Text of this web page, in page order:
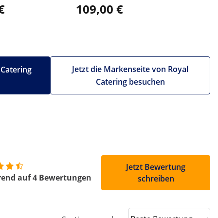
109,00 €
Jetzt die Markenseite von Royal
Catering besuchen
auf 4 Bewertungen
Jetzt Bewertung
schreiben